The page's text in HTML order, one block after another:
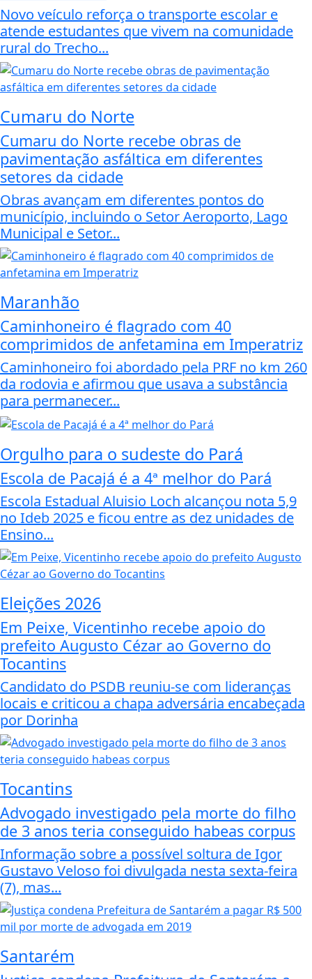
Novo veículo reforça o transporte escolar e
atende estudantes que vivem na comunidade
rural do Trecho...
Cumaru do Norte
Cumaru do Norte recebe obras de
pavimentação asfáltica em diferentes
setores da cidade
Obras avançam em diferentes pontos do
município, incluindo o Setor Aeroporto, Lago
Municipal e Setor...
Maranhão
Caminhoneiro é flagrado com 40
comprimidos de anfetamina em Imperatriz
Caminhoneiro foi abordado pela PRF no km 260
da rodovia e afirmou que usava a substância
para permanecer...
Orgulho para o sudeste do Pará
Escola de Pacajá é a 4ª melhor do Pará
Escola Estadual Aluisio Loch alcançou nota 5,9
no Ideb 2025 e ficou entre as dez unidades de
Ensino...
Eleições 2026
Em Peixe, Vicentinho recebe apoio do
prefeito Augusto Cézar ao Governo do
Tocantins
Candidato do PSDB reuniu-se com lideranças
locais e criticou a chapa adversária encabeçada
por Dorinha
Tocantins
Advogado investigado pela morte do filho
de 3 anos teria conseguido habeas corpus
Informação sobre a possível soltura de Igor
Gustavo Veloso foi divulgada nesta sexta-feira
(7), mas...
Santarém